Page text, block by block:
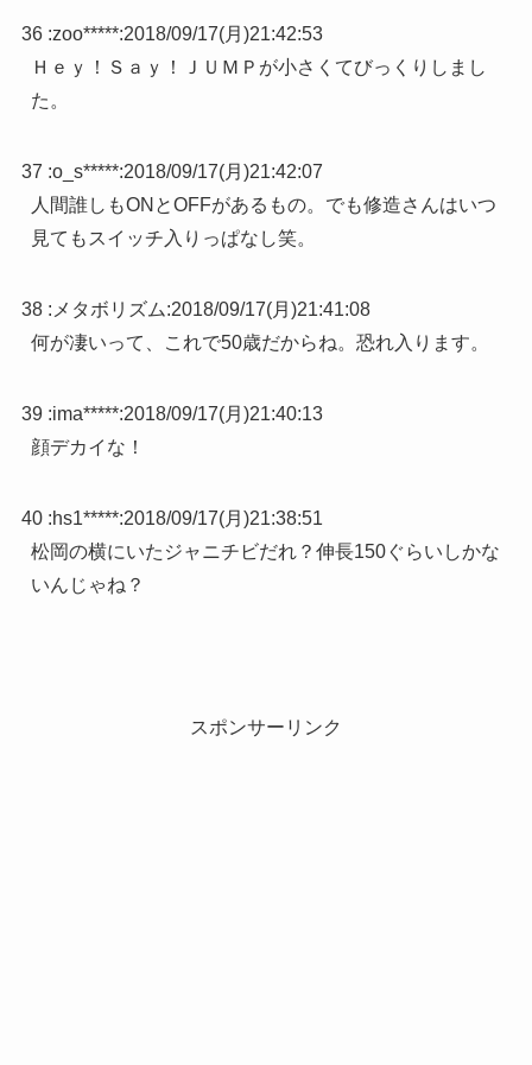
36 :zoo*****:2018/09/17(月)21:42:53
Ｈｅｙ！Ｓａｙ！ＪＵＭＰが小さくてびっくりしまし
た。
37 :o_s*****:2018/09/17(月)21:42:07
人間誰しもONとOFFがあるもの。でも修造さんはいつ
見てもスイッチ入りっぱなし笑。
38 : メタボリズム:2018/09/17(月)21:41:08
何が凄いって、これで50歳だからね。恐れ入ります。
39 :ima*****:2018/09/17(月)21:40:13
顔デカイな！
40 :hs1*****:2018/09/17(月)21:38:51
松岡の横にいたジャニチビだれ？伸長150ぐらいしかな
いんじゃね？
スポンサーリンク